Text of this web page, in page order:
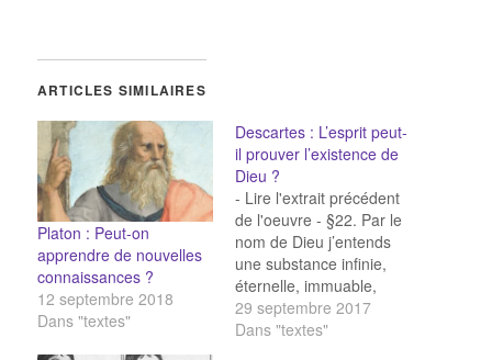
ARTICLES SIMILAIRES
Platon : Peut-on
apprendre de nouvelles
connaissances ?
12 septembre 2018
Dans "textes"
Descartes : L’esprit peut-
il prouver l’existence de
Dieu ?
- Lire l'extrait précédent
de l'oeuvre - §22. Par le
nom de Dieu j’entends
une substance infinie,
éternelle, immuable,
indépendante, toute
connaissante, toute-
29 septembre 2017
Dans "textes"